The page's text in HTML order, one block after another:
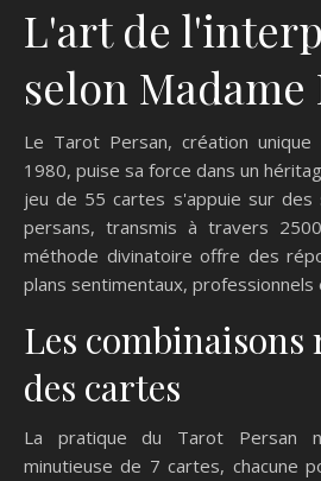
L'art de
selon
Le Tarot Persan, création
1980, puise sa force dans un
jeu de 55 cartes s'appuie sur des
persans, transmis à travers
méthode divinatoire offre des
plans sentimentaux, professionnels
Les combinaisons
des cartes
La pratique du Tarot Persan
minutieuse de 7 cartes, chacune